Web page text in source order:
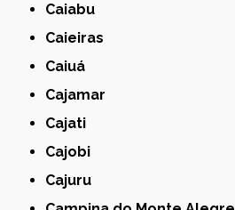
Caiabu
Caieiras
Caiuá
Cajamar
Cajati
Cajobi
Cajuru